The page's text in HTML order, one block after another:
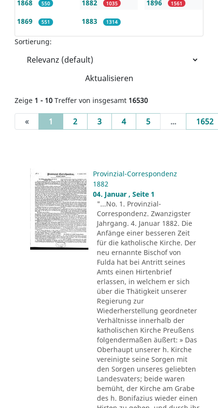
1868 550
1869 551
1882 1035
1883 1314
1896 1561
Sortierung:
Aktualisieren
Zeige 1 - 10 Treffer von insgesamt 16530
« 1 (current)
2 3 4 5 ... 1652
Provinzial-Correspondenz
1882
04. Januar , Seite 1
"...No. 1. Provinzial-
Correspondenz. Zwanzigster
Jahrgang. 4. Januar 1882. Die
Anfänge einer besseren Zeit
für die katholische Kirche. Der
neu ernannte Bischof von
Fulda hat bei Antritt seines
Amts einen Hirtenbrief
erlassen, in welchem er sich
über die Thätigkeit unserer
Regierung zur
Wiederherstellung geordneter
Verhältnisse innerhalb der
katholischen Kirche Preußens
folgendermaßen äußert: » Das
Oberhaupt unserer h. Kirche
vereinigte seine Sorgen mit
den Sorgen unseres geliebten
Landesvaters; beide waren
bemüht, der Kirche am Grabe
des h. Bonifazius wieder einen